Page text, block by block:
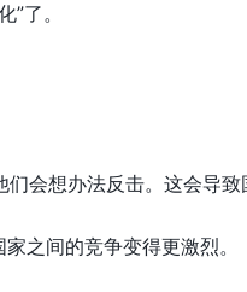
了。
会想办法反击。这会导致
之间的竞争变得更激烈。